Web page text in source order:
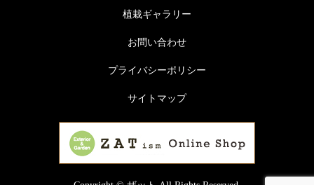
植栽ギャラリー
お問い合わせ
プライバシーポリシー
サイトマップ